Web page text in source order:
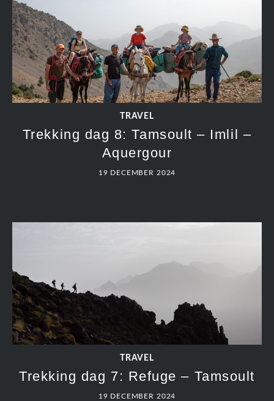
TRAVEL
Trekking dag 8: Tamsoult – Imlil –
Aquergour
19 DECEMBER 2024
TRAVEL
Trekking dag 7: Refuge – Tamsoult
19 DECEMBER 2024